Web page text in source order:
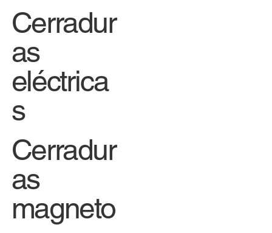
Cerradur
as
eléctrica
s
Cerradur
as
magneto